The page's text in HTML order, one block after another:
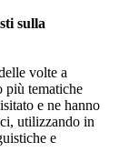
sulla
volte a
più tematiche
e ne hanno
utilizzando in
e